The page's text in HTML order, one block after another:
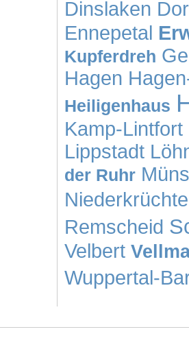
Dinslaken
Ennepetal
Kupferdreh
Hagen
Heiligenhaus
Kamp-Lintfort
Lippstadt
der Ruhr
Remscheid
Velbert
Wuppertal-